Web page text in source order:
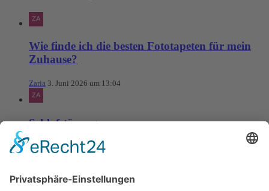
Wie finde ich die besten Fototapeten für mein
Zuhause?
Zaria 3. Juni 2026 um 13:04
Schlafstörungen
Zaria 3. Juni 2026 um 13:03
Ms word to PDF